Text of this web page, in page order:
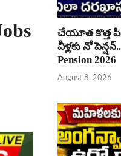
చేయూత కొత్త
వీళ్లకు నో
Pension 2026
August 8, 2026